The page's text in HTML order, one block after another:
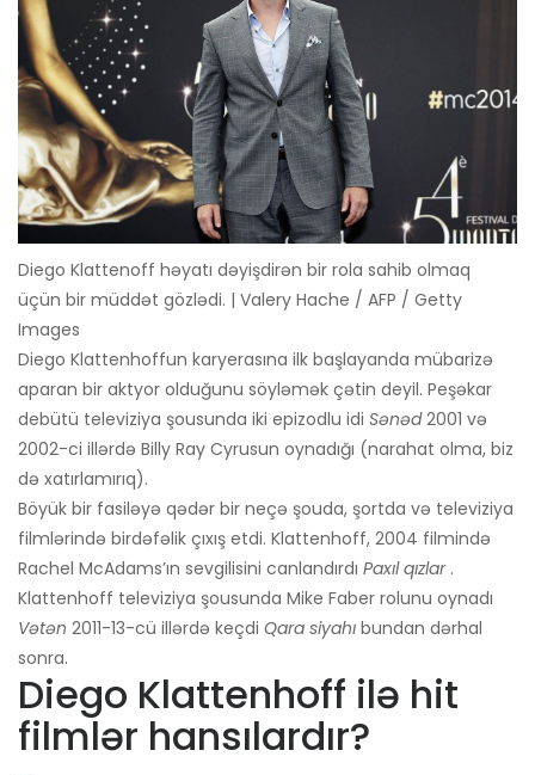
Diego Klattenoff həyatı dəyişdirən bir rola sahib olmaq
üçün bir müddət gözlədi. | Valery Hache / AFP / Getty
Images
Diego Klattenhoffun karyerasına ilk başlayanda mübarizə
aparan bir aktyor olduğunu söyləmək çətin deyil. Peşəkar
debütü televiziya şousunda iki epizodlu idi Sənəd2001 və
2002-ci illərdə Billy Ray Cyrusun oynadığı (narahat olma, biz
də xatırlamırıq).
Böyük bir fasiləyə qədər bir neçə şouda, şortda və televiziya
filmlərində birdəfəlik çıxış etdi. Klattenhoff, 2004 filmində
Rachel McAdams’ın sevgilisini canlandırdı Paxıl qızlar.
Klattenhoff televiziya şousunda Mike Faber rolunu oynadı
Vətən 2011-13-cü illərdə keçdi Qara siyahı bundan dərhal
sonra.
Diego Klattenhoff ilə hit
filmlər hansılardır?